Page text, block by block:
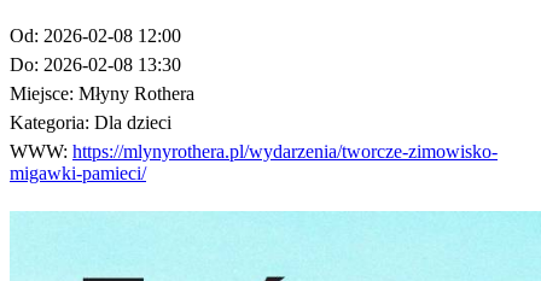
Od: 2026-02-08 12:00
Do: 2026-02-08 13:30
Miejsce: Młyny Rothera
Kategoria: Dla dzieci
WWW: https://mlynyrothera.pl/wydarzenia/tworcze-zimowisko-
migawki-pamieci/